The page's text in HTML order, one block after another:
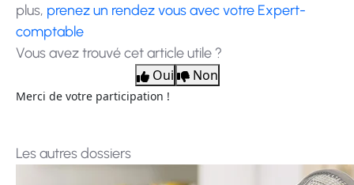
plus, prenez un rendez vous avec votre Expert-
comptable
Vous avez trouvé cet article utile ?
Oui
Non
Merci de votre participation !
Les autres dossiers